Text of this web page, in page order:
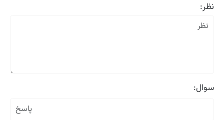
نظر:
سوال: